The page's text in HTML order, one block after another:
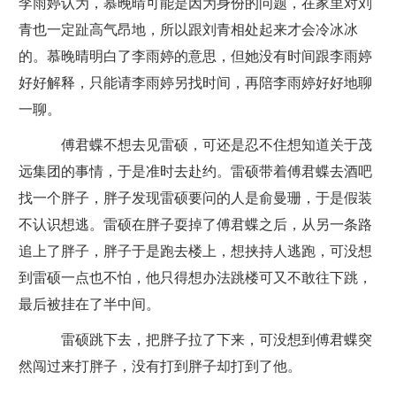
李雨婷认为，慕晚晴可能是因为身份的问题，在家里对刘
青也一定趾高气昂地，所以跟刘青相处起来才会冷冰冰
的。慕晚晴明白了李雨婷的意思，但她没有时间跟李雨婷
好好解释，只能请李雨婷另找时间，再陪李雨婷好好地聊
一聊。
傅君蝶不想去见雷硕，可还是忍不住想知道关于茂
远集团的事情，于是准时去赴约。雷硕带着傅君蝶去酒吧
找一个胖子，胖子发现雷硕要问的人是俞曼珊，于是假装
不认识想逃。雷硕在胖子耍掉了傅君蝶之后，从另一条路
追上了胖子，胖子于是跑去楼上，想挟持人逃跑，可没想
到雷硕一点也不怕，他只得想办法跳楼可又不敢往下跳，
最后被挂在了半中间。
雷硕跳下去，把胖子拉了下来，可没想到傅君蝶突
然闯过来打胖子，没有打到胖子却打到了他。